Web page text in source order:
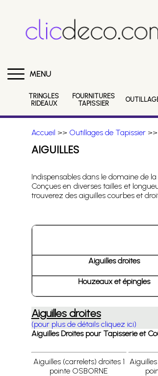
MENU
TRINGLES
RIDEAUX
FOURNITURES
TAPISSIER
Accueil >> Outillages de Tapissier>>
AIGUILLES
Indispensables dans le domaine de
Conçues en diverses tailles et
trouverez des aiguilles courbes et
Aiguilles droites
Houzeaux et épingles
Aiguilles droites
(pour plus de détails cliquez ici)
Aiguilles Droites pour Tapisserie et
Aiguilles (carrelets) droites 1
pointe OSBORNE